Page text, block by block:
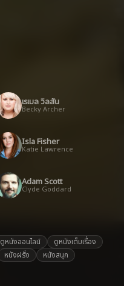
เรเบล วิลสัน
Becky Archer
Isla Fisher
Katie Lawrence
Adam Scott
Clyde Goddard
ดูหนังออนไลน์
ดูหนังเต็มเรื่อง
หนังฝรั่ง
หนังสนุก